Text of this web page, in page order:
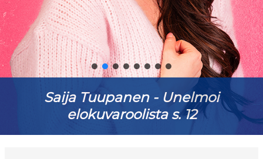
Saija Tuupanen - Unelmoi
elokuvaroolista s. 12